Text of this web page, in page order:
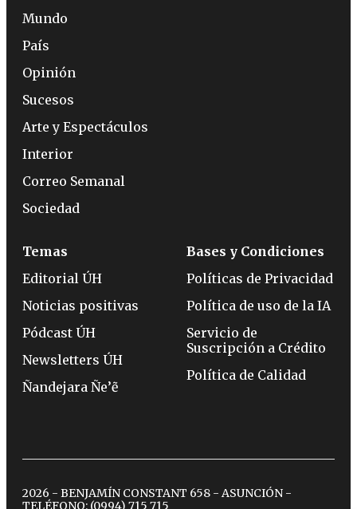
Mundo
País
Opinión
Sucesos
Arte y Espectáculos
Interior
Correo Semanal
Sociedad
Temas
Editorial ÚH
Noticias positivas
Pódcast ÚH
Newsletters ÚH
Ñandejara Ñe’ẽ
Bases y Condiciones
Políticas de Privacidad
Política de uso de la IA
Servicio de
Suscripción a Crédito
Política de Calidad
2026 - BENJAMÍN CONSTANT 658 - ASUNCIÓN -
TELÉFONO: (0994) 715 715